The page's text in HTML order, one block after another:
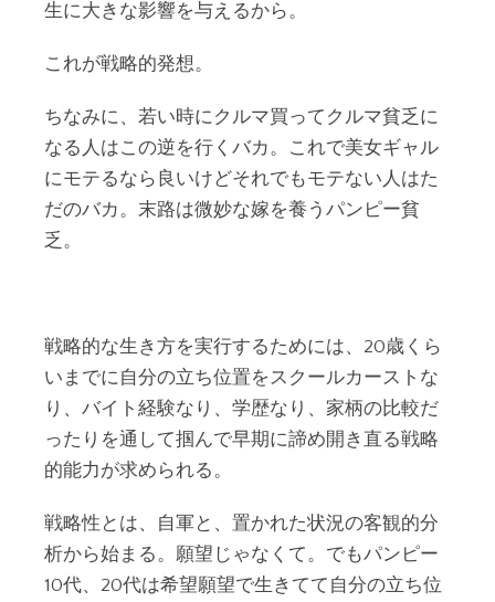
生に大きな影響を与えるから。
これが戦略的発想。
ちなみに、若い時にクルマ買ってクルマ貧乏に
なる人はこの逆を行くバカ。これで美女ギャル
にモテるなら良いけどそれでもモテない人はた
だのバカ。末路は微妙な嫁を養うパンピー貧
乏。
戦略的な生き方を実行するためには、20歳くら
いまでに自分の立ち位置をスクールカーストな
り、バイト経験なり、学歴なり、家柄の比較だ
ったりを通して掴んで早期に諦め開き直る戦略
的能力が求められる。
戦略性とは、自軍と、置かれた状況の客観的分
析から始まる。願望じゃなくて。でもパンピー
10代、20代は希望願望で生きてて自分の立ち位